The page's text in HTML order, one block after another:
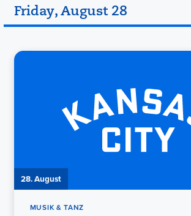
Friday, August 28
28. August
MUSIK & TANZ